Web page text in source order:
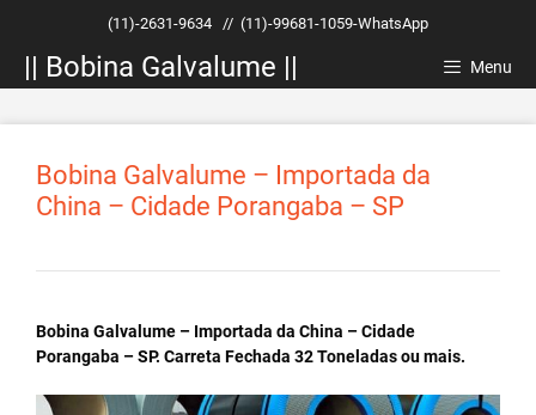
conteúdo
(11)-2631-9634 // (11)-99681-1059-WhatsApp
|| Bobina Galvalume || Menu
Bobina Galvalume – Importada da
China – Cidade Porangaba – SP
Bobina Galvalume – Importada da China – Cidade
Porangaba – SP. Carreta Fechada 32 Toneladas ou mais.